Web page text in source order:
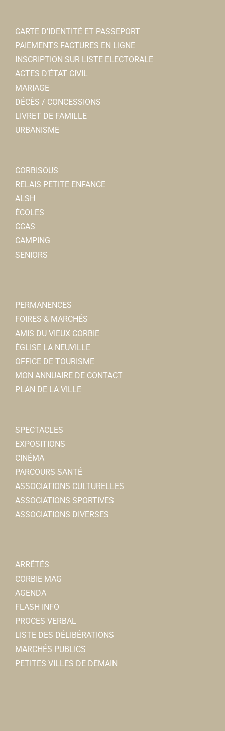
CARTE D’IDENTITÉ ET PASSEPORT
PAIEMENTS FACTURES EN LIGNE
INSCRIPTION SUR LISTE ELECTORALE
ACTES D’ÉTAT CIVIL
MARIAGE
DÉCÈS / CONCESSIONS
LIVRET DE FAMILLE
URBANISME
CORBISOUS
RELAIS PETITE ENFANCE
ALSH
ÉCOLES
CCAS
CAMPING
SENIORS
PERMANENCES
FOIRES & MARCHÉS
AMIS DU VIEUX CORBIE
ÉGLISE LA NEUVILLE
OFFICE DE TOURISME
MON ANNUAIRE DE CONTACT
PLAN DE LA VILLE
SPECTACLES
EXPOSITIONS
CINÉMA
PARCOURS SANTÉ
ASSOCIATIONS CULTURELLES
ASSOCIATIONS SPORTIVES
ASSOCIATIONS DIVERSES
ARRÊTÉS
CORBIE MAG
AGENDA
FLASH INFO
PROCES VERBAL
LISTE DES DÉLIBÉRATIONS
MARCHÉS PUBLICS
PETITES VILLES DE DEMAIN